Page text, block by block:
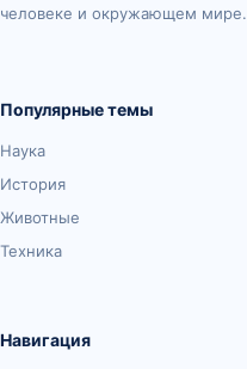
человеке и окружающем мире.
Популярные темы
Наука
История
Животные
Техника
Навигация